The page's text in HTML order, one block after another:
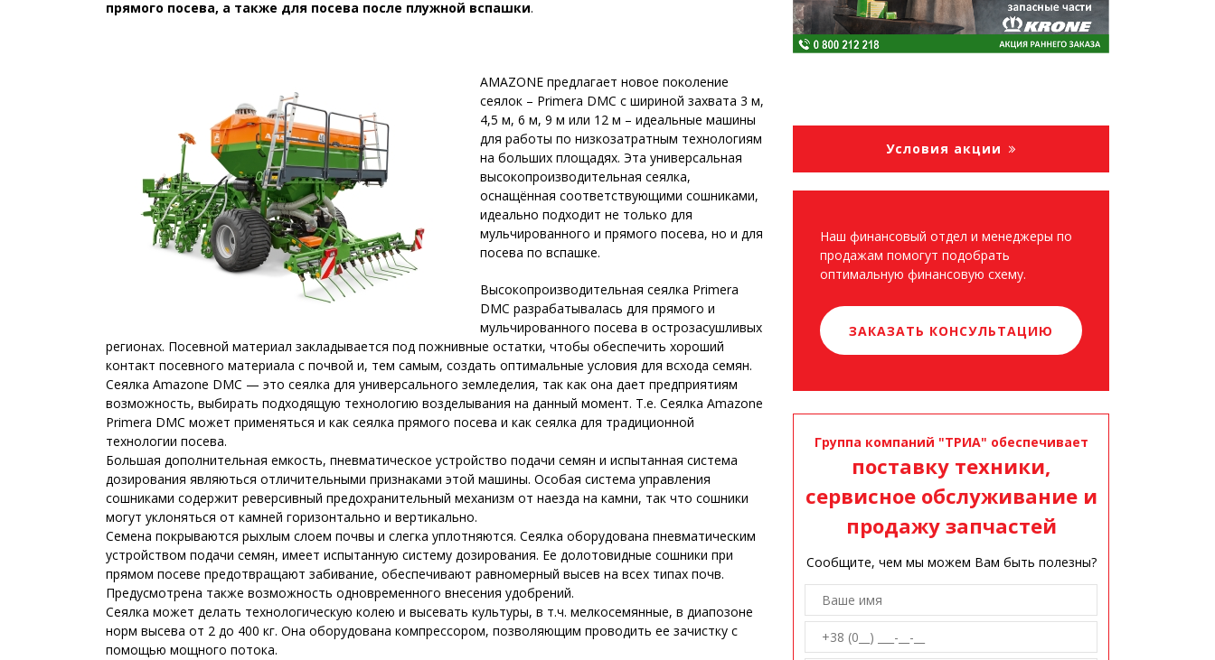
прямого посева, а также для посева после плужной вспашки.
AMAZONE предлагает новое поколение
сеялок – Primera DMC с шириной захвата 3 м,
4,5 м, 6 м, 9 м или 12 м – идеальные машины
для работы по низкозатратным технологиям
на больших площадях. Эта универсальная
высокопроизводительная сеялка,
оснащённая соответствующими сошниками,
идеально подходит не только для
мульчированного и прямого посева, но и для
посева по вспашке.
Высокопроизводительная сеялка Primera
DMC разрабатывалась для прямого и
мульчированного посева в острозасушливых
регионах. Посевной материал закладывается под пожнивные остатки, чтобы обеспечить хороший
контакт посевного материала с почвой и, тем самым, создать оптимальные условия для всхода семян.
Сеялка Amazone DMC — это сеялка для универсального земледелия, так как она дает предприятиям
возможность, выбирать подходящую технологию возделывания на данный момент. Т.е. Сеялка Amazone
Primera DMC может применяться и как сеялка прямого посева и как сеялка для традиционной
технологии посева.
Большая дополнительная емкость, пневматическое устройство подачи семян и испытанная система
дозирования являються отличительными признаками этой машины. Особая система управления
сошниками содержит реверсивный предохранительный механизм от наезда на камни, так что сошники
могут уклоняться от камней горизонтально и вертикально.
Семена покрываются рыхлым слоем почвы и слегка уплотняются. Сеялка оборудована пневматическим
устройством подачи семян, имеет испытанную систему дозирования. Ее долотовидные сошники при
прямом посеве предотвращают забивание, обеспечивают равномерный высев на всех типах почв.
Предусмотрена также возможность одновременного внесения удобрений.
Сеялка может делать технологическую колею и высевать культуры, в т.ч. мелкосемянные, в диапозоне
норм высева от 2 до 400 кг. Она оборудована компрессором, позволяющим проводить ее зачистку с
помощью мощного потока.
Условия акции
Наш финансовый отдел и менеджеры по
продажам помогут подобрать
оптимальную финансовую схему.
ЗАКАЗАТЬ КОНСУЛЬТАЦИЮ
Группа компаний "ТРИА" обеспечивает
поставку техники,
сервисное обслуживание и
продажу запчастей
Сообщите, чем мы можем Вам быть полезны?